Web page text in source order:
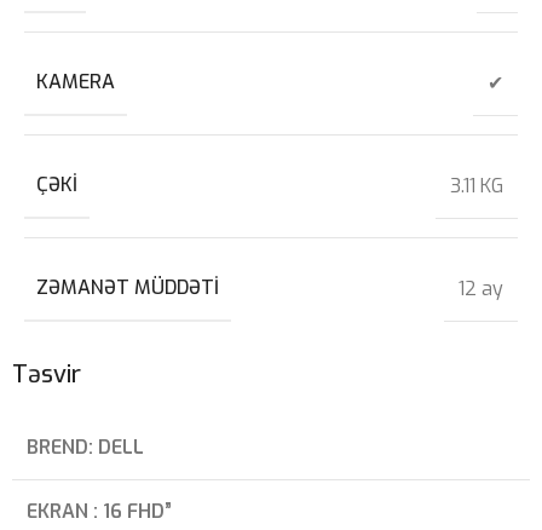
Təsvir
BREND: DELL
EKRAN : 16 FHD”
KAMERA ✔
ÇƏKI 3.11 KG
ZƏMANƏT MÜDDƏTI 12 ay